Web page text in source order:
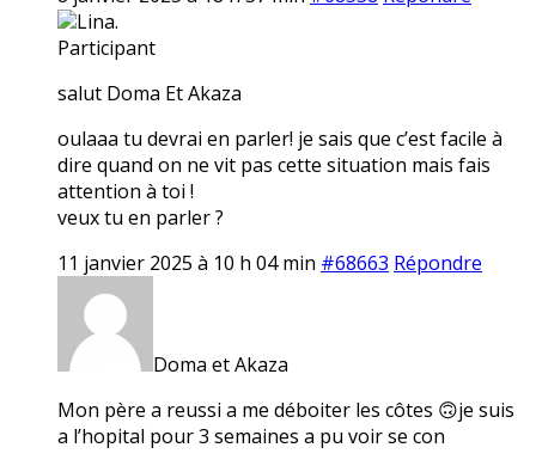
Lina.
Participant
salut Doma Et Akaza
oulaaa tu devrai en parler! je sais que c’est facile à
dire quand on ne vit pas cette situation mais fais
attention à toi !
veux tu en parler ?
11 janvier 2025 à 10 h 04 min #68663 Répondre
Doma et Akaza
Mon père a reussi a me déboiter les côtes 🙃je suis
a l’hopital pour 3 semaines a pu voir se con